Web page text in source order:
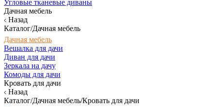
Угловые тканевые диваны
Дачная мебель
Назад
Каталог/Дачная мебель
Дачная мебель
Вешалка для дачи
Диван для дачи
Зеркала на дачу
Комоды для дачи
Кровать для дачи
Назад
Каталог/Дачная мебель/Кровать для дачи